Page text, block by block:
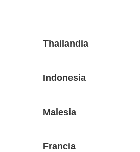
Thailandia
Indonesia
Malesia
Francia